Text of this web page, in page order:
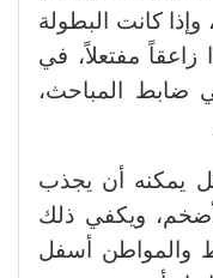
وإذا كانت البطولة
زاعقاً مفتعلاً، في
ضابط المباحث،
يمكنه أن يجذب
ويكفي ذلك
والمواطن أسفل